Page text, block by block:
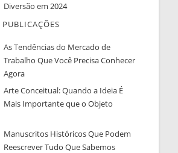
Diversão em 2024
As Tendências do Mercado de
Trabalho Que Você Precisa Conhecer
Agora
Arte Conceitual: Quando a Ideia É
Mais Importante que o Objeto
Manuscritos Históricos Que Podem
Reescrever Tudo Que Sabemos